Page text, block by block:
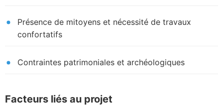
Présence de mitoyens et nécessité de travaux
confortatifs
Contraintes patrimoniales et archéologiques
Facteurs liés au projet